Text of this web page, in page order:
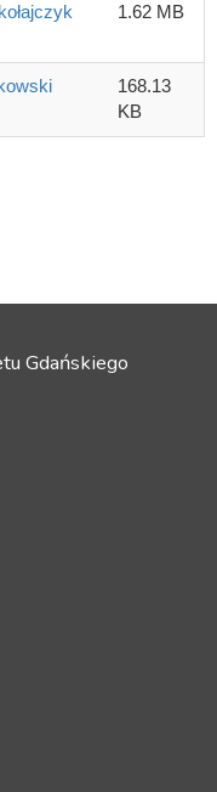
1.62 MB
168.13
KB
Gdańskiego